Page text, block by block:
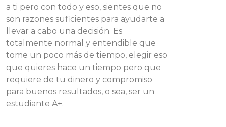
a ti pero con todo y eso, sientes que no
son razones suficientes para ayudarte a
llevar a cabo una decisión. Es
totalmente normal y entendible que
tome un poco más de tiempo, elegir eso
que quieres hace un tiempo pero que
requiere de tu dinero y compromiso
para buenos resultados, o sea, ser un
estudiante A+.